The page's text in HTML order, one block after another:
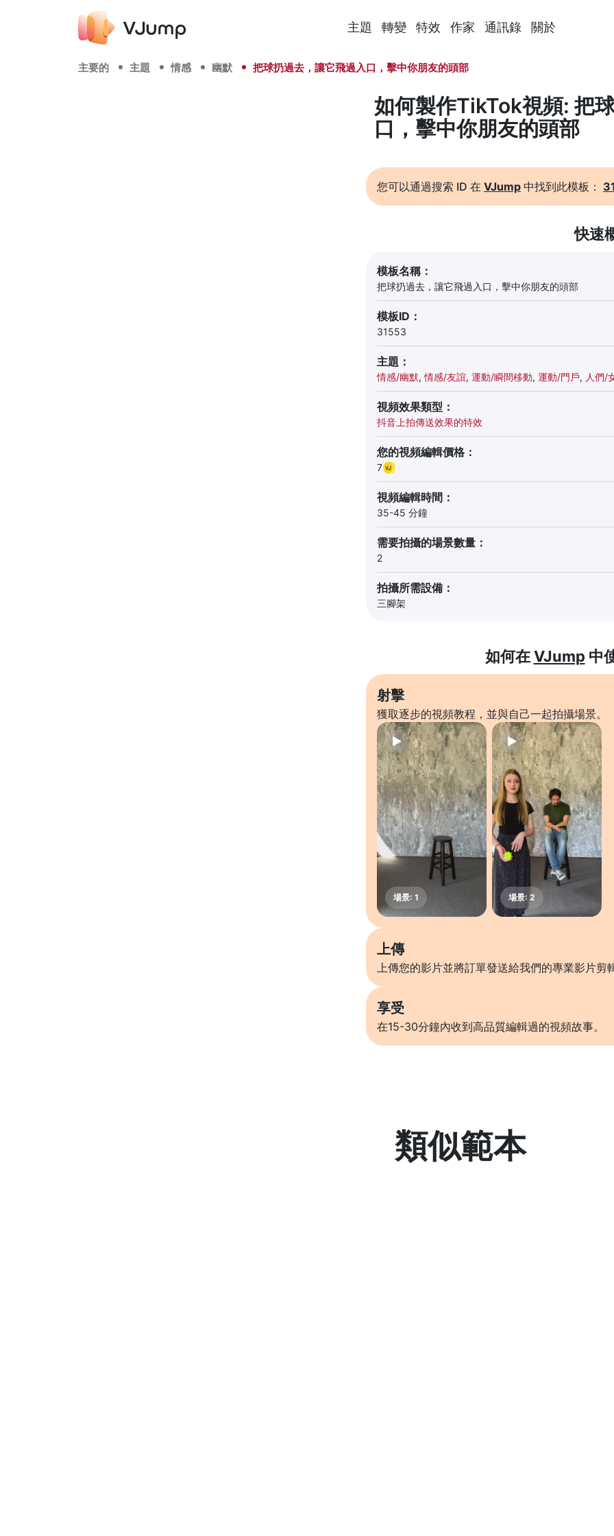
主題 轉變 特效 作家 通訊錄 關於
主要的 主題 情感 幽默 把球扔過去，讓它飛過入口，擊中你朋友的頭部
如何製作TikTok視頻: 把
口，擊中你朋友的頭部
您可以通過搜索 ID 在 VJump 中找到此模板：
快速
模板名稱：
把球扔過去，讓它飛過入口，擊中你朋友的頭部
模板ID：
31553
主題：
情感/幽默,情感/友誼, 運動/瞬間移動, 運動/門戶, 人們/
視頻效果類型：
抖音上拍傳送效果的特效
您的視頻編輯價格：
7
視頻編輯時間：
35-45 分鐘
需要拍攝的場景數量：
2
拍攝所需設備：
三腳架
如何在VJump 中
射擊
獲取逐步的視頻教程，並與自己一起拍攝場景。
上傳
上傳您的影片並將訂單發送給我們的專業影片剪
享受
在15-30分鐘內收到高品質編輯過的視頻故事。
類似範本